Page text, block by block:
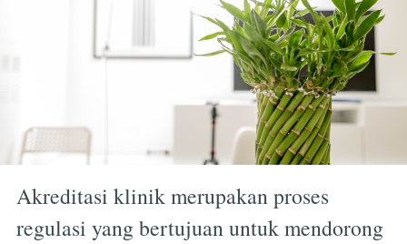
Akreditasi klinik merupakan proses
regulasi yang bertujuan untuk mendorong